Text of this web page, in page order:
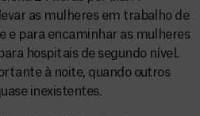
as mulheres em trabalho de
e para encaminhar as mulheres
hospitais de segundo nível.
à noite, quando outros
inexistentes.